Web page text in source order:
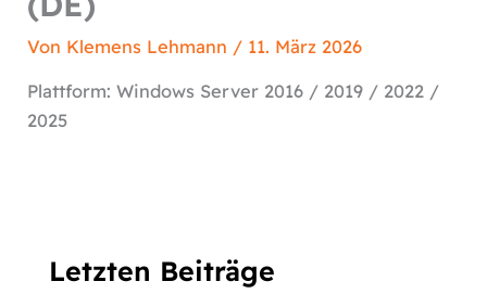
Von Klemens Lehmann / 11. März 2026
Plattform: Windows Server 2016 / 2019 / 2022 /
2025
Letzten Beiträge